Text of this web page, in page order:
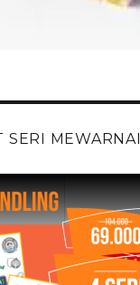
SERI MEWARNAI